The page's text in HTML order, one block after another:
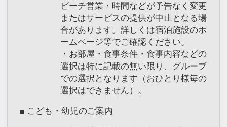
ビーチ営業・時間などが予告なく変更
またはサービスの提供が中止となる場
合があります。詳しくは宿泊施設のホ
ームページ等でご確認ください。
・お部屋・食事条件・食事内容などの
選択は特に記載の無い限り、グループ
での選択となります（おひとり様毎の
選択はできません）。
■ こども・幼児のご案内